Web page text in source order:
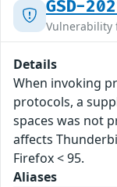
GSD-
Vulnerability
Details
When invoking
protocols, a
spaces was not
affects
Firefox < 95.
Aliases